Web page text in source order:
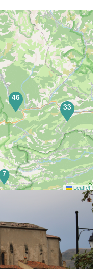
tragedia… Questa opera
teatrale Les Gens
il potere dell'amore e la
una cena in
7
46
33
Leaflet